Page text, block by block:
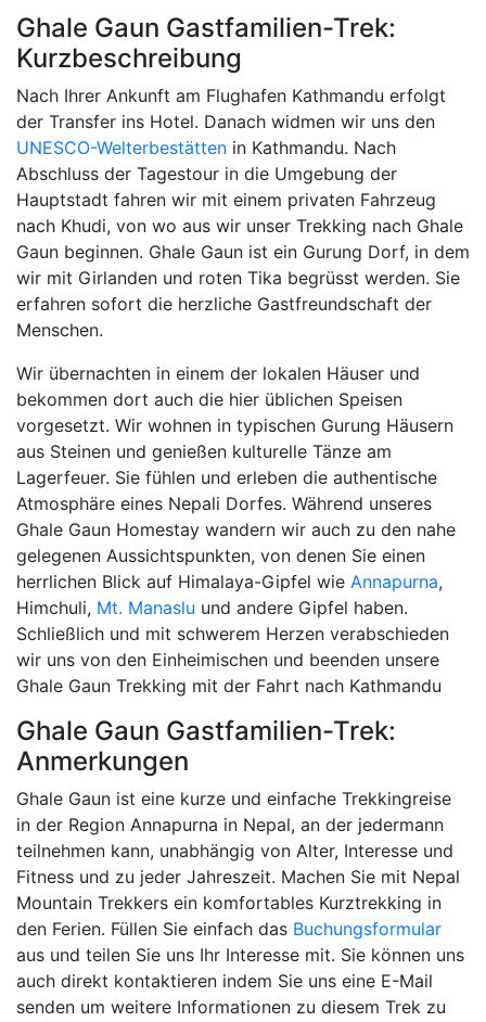
Ghale Gaun Gastfamilien-Trek:
Kurzbeschreibung
Nach Ihrer Ankunft am Flughafen Kathmandu erfolgt
der Transfer ins Hotel. Danach widmen wir uns den
UNESCO-Welterbestätten in Kathmandu. Nach
Abschluss der Tagestour in die Umgebung der
Hauptstadt fahren wir mit einem privaten Fahrzeug
nach Khudi, von wo aus wir unser Trekking nach Ghale
Gaun beginnen. Ghale Gaun ist ein Gurung Dorf, in dem
wir mit Girlanden und roten Tika begrüsst werden. Sie
erfahren sofort die herzliche Gastfreundschaft der
Menschen.
Wir übernachten in einem der lokalen Häuser und
bekommen dort auch die hier üblichen Speisen
vorgesetzt. Wir wohnen in typischen Gurung Häusern
aus Steinen und genießen kulturelle Tänze am
Lagerfeuer. Sie fühlen und erleben die authentische
Atmosphäre eines Nepali Dorfes. Während unseres
Ghale Gaun Homestay wandern wir auch zu den nahe
gelegenen Aussichtspunkten, von denen Sie einen
herrlichen Blick auf Himalaya-Gipfel wie Annapurna,
Himchuli, Mt. Manaslu und andere Gipfel haben.
Schließlich und mit schwerem Herzen verabschieden
wir uns von den Einheimischen und beenden unsere
Ghale Gaun Trekking mit der Fahrt nach Kathmandu
Ghale Gaun Gastfamilien-Trek:
Anmerkungen
Ghale Gaun ist eine kurze und einfache Trekkingreise
in der Region Annapurna in Nepal, an der jedermann
teilnehmen kann, unabhängig von Alter, Interesse und
Fitness und zu jeder Jahreszeit. Machen Sie mit Nepal
Mountain Trekkers ein komfortables Kurztrekking in
den Ferien. Füllen Sie einfach das Buchungsformular
aus und teilen Sie uns Ihr Interesse mit. Sie können uns
auch direkt kontaktieren indem Sie uns eine E-Mail
senden um weitere Informationen zu diesem Trek zu